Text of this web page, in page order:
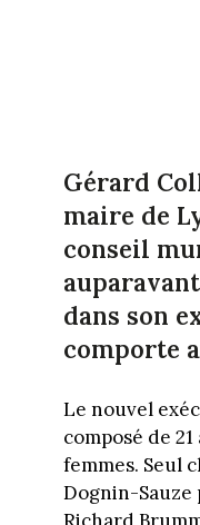
Gérard
maire de
conseil
dans son
comporte
Le nouvel
composé de
femmes. Seul
Dognin-Sauze